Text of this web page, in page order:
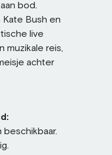
bod.
Bush en
live
muzikale reis,
achter
beschikbaar.